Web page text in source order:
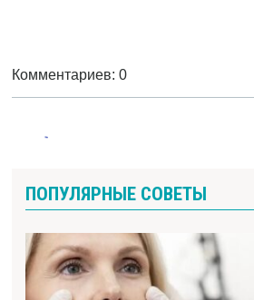
Комментариев: 0
ПОПУЛЯРНЫЕ СОВЕТЫ